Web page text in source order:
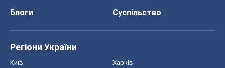
Блоги
Суспільство
Регіони України
Київ Харків